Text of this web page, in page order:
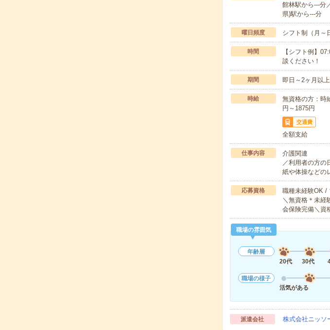
館林駅から---分
県)駅から---分
曜日頻度 シフト制（月
時間
【シフト例】
談ください！
期間 即日～2ヶ月以
時給
無資格の方：時
円～1875円
交通費
全額支給
仕事内容
介護関連
／利用者の方
紙や体操など
応募資格
職種未経験OK /
＼無資格＊未
会保険完備＼資
職場の雰囲気
年齢層
20代
30代
職場の様子
活気がある
派遣会社 株式会社ニッソ